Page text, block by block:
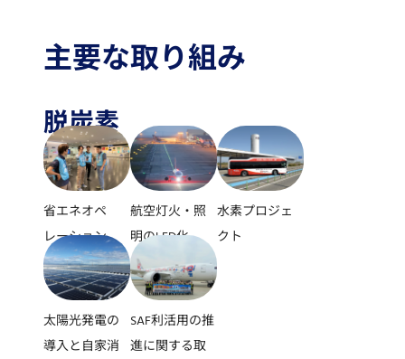
主要な取り組み
脱炭素
省エネオペ
レーション
航空灯火・照
明のLED化
水素プロジェ
クト
太陽光発電の
導入と自家消
SAF利活用の推
進に関する取